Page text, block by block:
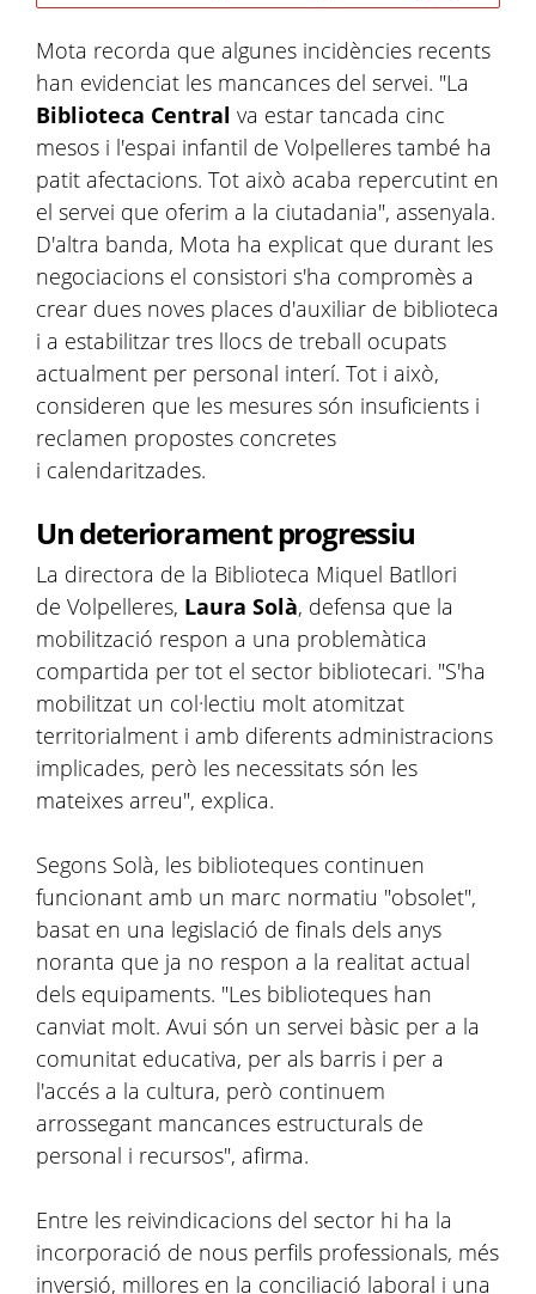
Mota recorda que algunes incidències recents
han evidenciat les mancances del servei. "La
Biblioteca Central va estar tancada cinc
mesos i l'espai infantil de Volpelleres també ha
patit afectacions. Tot això acaba repercutint en
el servei que oferim a la ciutadania", assenyala.
D'altra banda, Mota ha explicat que durant les
negociacions el consistori s'ha compromès a
crear dues noves places d'auxiliar de biblioteca
i a estabilitzar tres llocs de treball ocupats
actualment per personal interí. Tot i això,
consideren que les mesures són insuficients i
reclamen propostes concretes
i calendaritzades.
Un deteriorament progressiu
La directora de la Biblioteca Miquel Batllori
de Volpelleres, Laura Solà, defensa que la
mobilització respon a una problemàtica
compartida per tot el sector bibliotecari. "S'ha
mobilitzat un col·lectiu molt atomitzat
territorialment i amb diferents administracions
implicades, però les necessitats són les
mateixes arreu", explica.
Segons Solà, les biblioteques continuen
funcionant amb un marc normatiu "obsolet",
basat en una legislació de finals dels anys
noranta que ja no respon a la realitat actual
dels equipaments. "Les biblioteques han
canviat molt. Avui són un servei bàsic per a la
comunitat educativa, per als barris i per a
l'accés a la cultura, però continuem
arrossegant mancances estructurals de
personal i recursos", afirma.
Entre les reivindicacions del sector hi ha la
incorporació de nous perfils professionals, més
inversió, millores en la conciliació laboral i una